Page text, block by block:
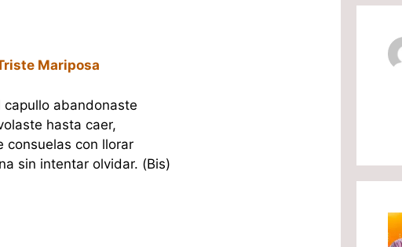
Mariposa
capullo abandonaste
hasta caer,
consuelas con llorar
sin intentar olvidar. (Bis)